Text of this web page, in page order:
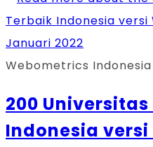
Webometrics Indonesia
200
Indonesia